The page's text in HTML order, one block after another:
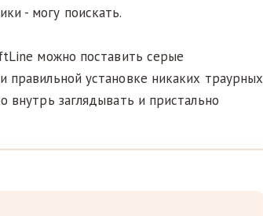
- могу поискать.
можно поставить серые
установке никаких траурных
внутрь заглядывать и пристально